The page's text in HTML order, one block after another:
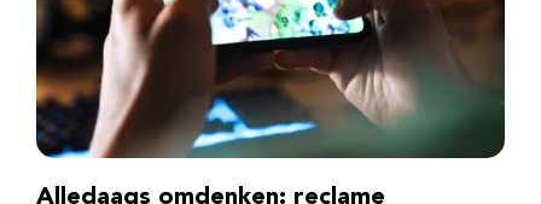
Alledaags omdenken: reclame